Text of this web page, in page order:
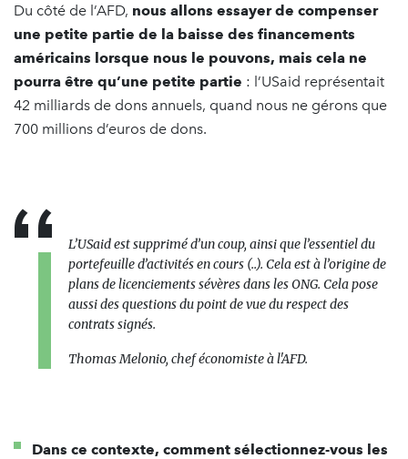
Du côté de l’AFD, nous allons essayer de compenser
une petite partie de la baisse des financements
américains lorsque nous le pouvons, mais cela ne
pourra être qu’une petite partie : l’USaid représentait
42 milliards de dons annuels, quand nous ne gérons que
700 millions d’euros de dons.
L’USaid est supprimé d’un coup, ainsi que l’essentiel du
portefeuille d’activités en cours (..). Cela est à l’origine de
plans de licenciements sévères dans les ONG. Cela pose
aussi des questions du point de vue du respect des
contrats signés.
Thomas Melonio, chef économiste à l'AFD.
Dans ce contexte, comment sélectionnez-vous les